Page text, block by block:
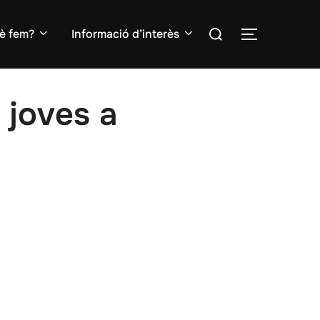
fem? Informació d’interès
Search
TOGGLE
a